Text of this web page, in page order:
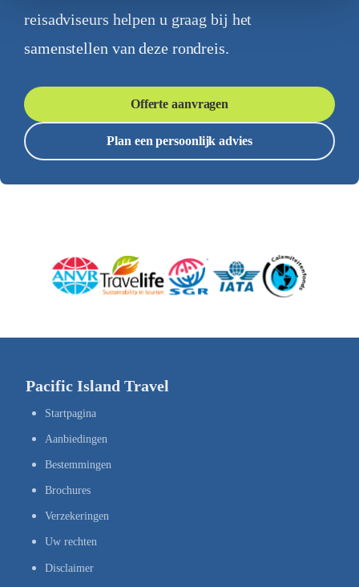
reisadviseurs helpen u graag bij het
samenstellen van deze rondreis.
Offerte aanvragen
Plan een persoonlijk advies
Pacific Island Travel
Startpagina
Aanbiedingen
Bestemmingen
Brochures
Verzekeringen
Uw rechten
Disclaimer